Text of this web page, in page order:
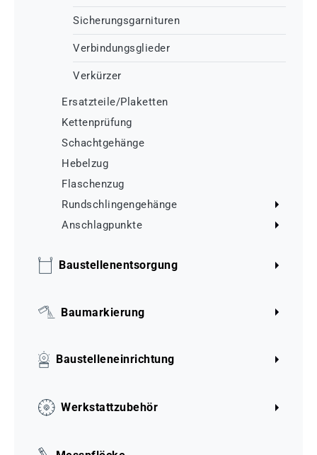
Sicherungsgarnituren
Verbindungsglieder
Verkürzer
Ersatzteile/Plaketten
Kettenprüfung
Schachtgehänge
Hebelzug
Flaschenzug
Rundschlingengehänge
Anschlagpunkte
Baustellenentsorgung
Baumarkierung
Baustelleneinrichtung
Werkstattzubehör